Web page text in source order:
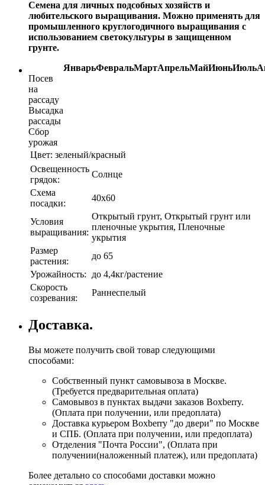
Семена для личных подсобных хозяйств и
любительского выращивания. Можно применять для
промышленного круглогодичного выращивания с
использованием светокультуры в защищенном
грунте.
ЯнварьФевральМартАпрельМайИюньИюль
Посев
на
рассаду
Высадка
рассады
Сбор
урожая
Цвет: зеленый/красный
Освещенность
грядок:
Солнце
Схема
посадки:
40х60
Условия
выращивания:
Открытый грунт, Открытый грунт или
пленочные укрытия, Пленочные
укрытия
Размер
растения:
до 65
Урожайность:
до 4,4кг/растение
Скорость
созревания:
Раннеспелый
Доставка.
Вы можете получить свой товар следующими
способами:
Собственный пункт самовывоза в Москве.
(Требуется предварительная оплата)
Самовывоз в пунктах выдачи заказов Boxberry.
(Оплата при получении, или предоплата)
Доставка курьером Boxberry "до двери" по Москве
и СПБ. (Оплата при получении, или предоплата)
Отделения "Почта России", (Оплата при
получении(наложенный платеж), или предоплата)
Более детально со способами доставки можно